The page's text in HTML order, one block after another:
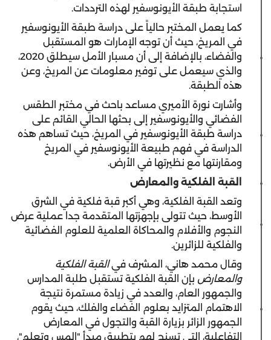
استجابة طبقة الأيونوسفير لهذه الترددات.
كما يعمل المختبر حالياً على دراسة طبقة الأيونوسفير
في المريخ، حيث أن توجه الإمارات هو المستقبل
والفضاء، بالإضافة إلى أن مسبار الأمل سيطلق 2020،
والذي سيعمل على توفير معلومات عن المريخ، وعن
هذه الطبقة.
وأشارت نورة الأميري مساعد باحث في مختبر الطقس
الفضائي والأيونوسفير إلى بحثها الحالي القائم على
دراسة طبقة الأيونوسفير في المريخ، حيث تساهم هذه
الدراسة في فهم طبيعة الأيونوسفير في المريخ
ومقارنتها مع نظيرتها في الأرض.
القبة الفلكية والمعارض
وتعد القبة الفلكية، وهي أكبر قبة فلكية في الشرق
الأوسط، حيث تتولى بإجهزتها المتقدمة جدا عملية عرض
النجوم والأفلام والمحاكاة العلمية للعلوم الفضائية
والفلكية للزائرين.
وقال محمد هاني، المشرف فيالقبة الفلكية
والمعارض بإن القبة الفلكية تستقبل طلبة المدارس
والجمهور العام، والعدد في زيادة مستمرة نتيجة
الاهتمام المتزايد بعلوم الفضاء والفلك، حيث يقوم
الجمهور الزائر بزيارة القبة والتجول في المعارض
التفاعلية، التي تسنح لهم بتطبيق مبدأ "المس وتعلم"،